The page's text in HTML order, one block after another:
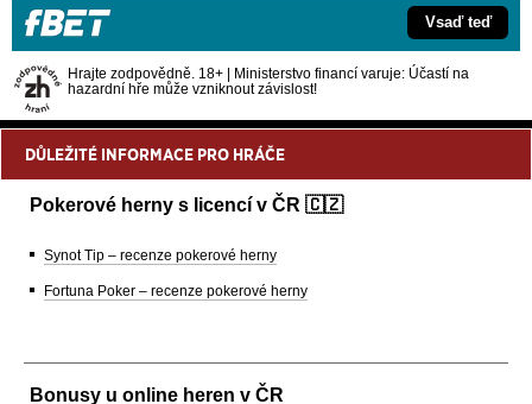
Vsaď teď
Hrajte zodpovědně. 18+ | Ministerstvo financí varuje: Účastí na
hazardní hře může vzniknout závislost!
DŮLEŽITÉ INFORMACE PRO HRÁČE
Pokerové herny s licencí v ČR 🇨🇿
Synot Tip – recenze pokerové herny
Fortuna Poker – recenze pokerové herny
Bonusy u online heren v ČR